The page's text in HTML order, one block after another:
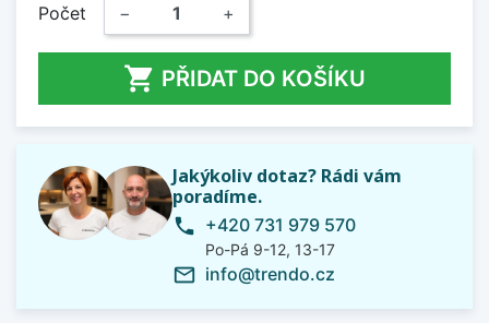
Počet − +
 PŘIDAT DO KOŠÍKU
Jakýkoliv dotaz? Rádi vám
poradíme.
phone +420 731 979 570
Po-Pá 9-12, 13-17
mail_outline info@trendo.cz